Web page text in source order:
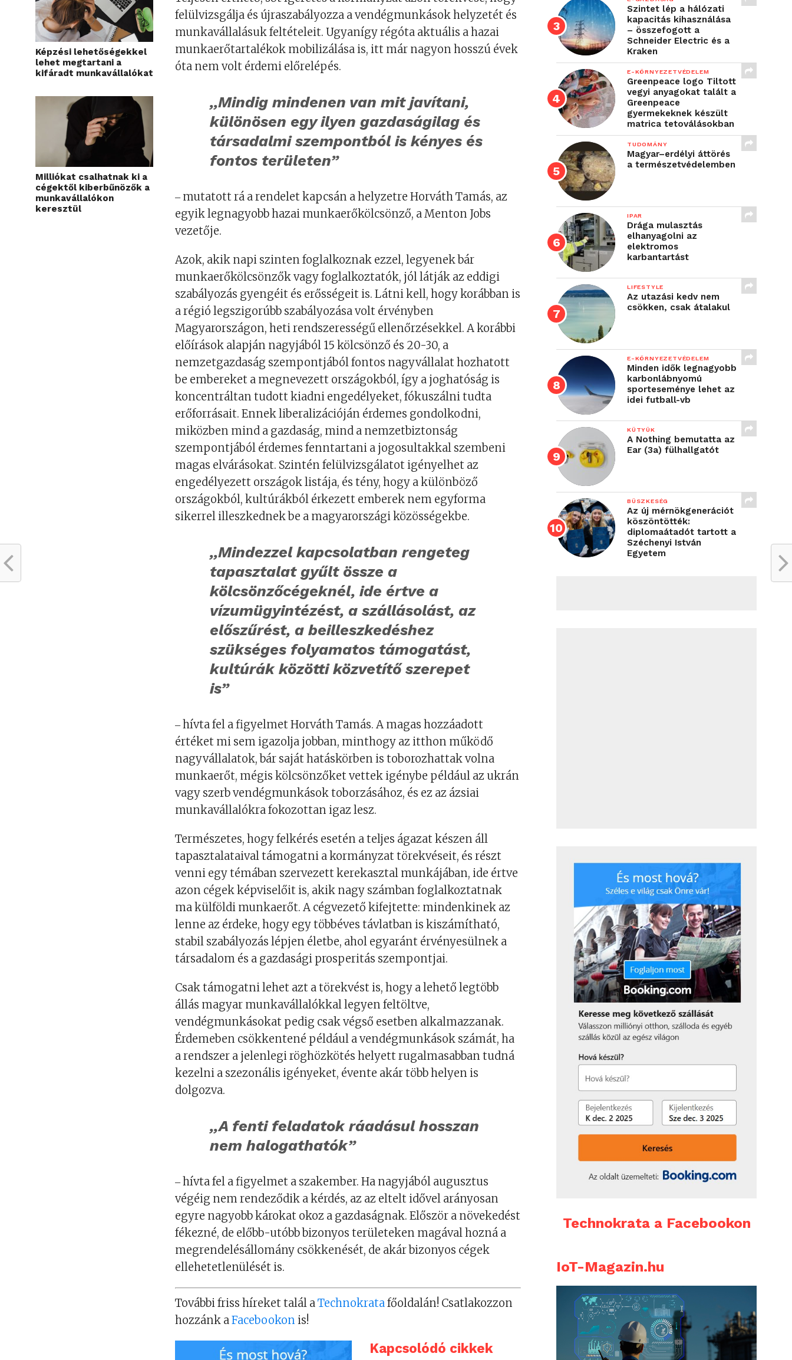
Képzési lehetőségekkel
lehet megtartani a
kifáradt munkavállalókat
Milliókat csalhatnak ki a
cégektől kiberbűnözők a
munkavállalókon
keresztül
felülvizsgálja és újraszabályozza a vendégmunkások helyzetét és
munkavállalásuk feltételeit. Ugyanígy régóta aktuális a hazai
munkaerőtartalékok mobilizálása is, itt már nagyon hosszú évek
óta nem volt érdemi előrelépés.
,,Mindig mindenen van mit javítani,
különösen egy ilyen gazdaságilag és
társadalmi szempontból is kényes és
fontos területen”
‒ mutatott rá a rendelet kapcsán a helyzetre Horváth Tamás, az
egyik legnagyobb hazai munkaerőkölcsönző, a Menton Jobs
vezetője.
Azok, akik napi szinten foglalkoznak ezzel, legyenek bár
munkaerőkölcsönzők vagy foglalkoztatók, jól látják az eddigi
szabályozás gyengéit és erősségeit is. Látni kell, hogy korábban is
a régió legszigorúbb szabályozása volt érvényben
Magyarországon, heti rendszerességű ellenőrzésekkel. A korábbi
előírások alapján nagyjából 15 kölcsönző és 20-30, a
nemzetgazdaság szempontjából fontos nagyvállalat hozhatott
be embereket a megnevezett országokból, így a joghatóság is
koncentráltan tudott kiadni engedélyeket, fókuszálni tudta
erőforrásait. Ennek liberalizációján érdemes gondolkodni,
miközben mind a gazdaság, mind a nemzetbiztonság
szempontjából érdemes fenntartani a jogosultakkal szembeni
magas elvárásokat. Szintén felülvizsgálatot igényelhet az
engedélyezett országok listája, és tény, hogy a különböző
országokból, kultúrákból érkezett emberek nem egyforma
sikerrel illeszkednek be a magyarországi közösségekbe.
,,Mindezzel kapcsolatban rengeteg
tapasztalat gyűlt össze a
kölcsönzőcégeknél, ide értve a
vízumügyintézést, a szállásolást, az
előszűrést, a beilleszkedéshez
szükséges folyamatos támogatást,
kultúrák közötti közvetítő szerepet
is”
‒ hívta fel a figyelmet Horváth Tamás. A magas hozzáadott
értéket mi sem igazolja jobban, minthogy az itthon működő
nagyvállalatok, bár saját hatáskörben is toborozhattak volna
munkaerőt, mégis kölcsönzőket vettek igénybe például az ukrán
vagy szerb vendégmunkások toborzásához, és ez az ázsiai
munkavállalókra fokozottan igaz lesz.
Természetes, hogy felkérés esetén a teljes ágazat készen áll
tapasztalataival támogatni a kormányzat törekvéseit, és részt
venni egy témában szervezett kerekasztal munkájában, ide értve
azon cégek képviselőit is, akik nagy számban foglalkoztatnak
ma külföldi munkaerőt. A cégvezető kifejtette: mindenkinek az
lenne az érdeke, hogy egy többéves távlatban is kiszámítható,
stabil szabályozás lépjen életbe, ahol egyaránt érvényesülnek a
társadalom és a gazdasági prosperitás szempontjai.
Csak támogatni lehet azt a törekvést is, hogy a lehető legtöbb
állás magyar munkavállalókkal legyen feltöltve,
vendégmunkásokat pedig csak végső esetben alkalmazzanak.
Érdemeben csökkentené például a vendégmunkások számát, ha
a rendszer a jelenlegi röghözkötés helyett rugalmasabban tudná
kezelni a szezonális igényeket, évente akár több helyen is
dolgozva.
,,A fenti feladatok ráadásul hosszan
nem halogathatók”
‒ hívta fel a figyelmet a szakember. Ha nagyjából augusztus
végéig nem rendeződik a kérdés, az az eltelt idővel arányosan
egyre nagyobb károkat okoz a gazdaságnak. Először a növekedést
fékezné, de előbb-utóbb bizonyos területeken magával hozná a
megrendelésállomány csökkenését, de akár bizonyos cégek
ellehetetlenülését is.
További friss híreket talál aTechnokrata főoldalán! Csatlakozzon
hozzánk aFacebookon is!
Kapcsolódó cikkek
Szintet lép a hálózati
kapacitás kihasználása
– összefogott a
Schneider Electric és a
Kraken
E-KÖRNYEZETVÉDELEM
Greenpeace logo Tiltott
vegyi anyagokat talált a
Greenpeace
gyermekeknek készült
matrica tetoválásokban
TUDOMÁNY
Magyar–erdélyi áttörés
a természetvédelemben
IPAR
Drága mulasztás
elhanyagolni az
elektromos
karbantartást
LIFESTYLE
Az utazási kedv nem
csökken, csak átalakul
E-KÖRNYEZETVÉDELEM
Minden idők legnagyobb
karbonlábnyomú
sporteseménye lehet az
idei futball-vb
KÜTYÜK
A Nothing bemutatta az
Ear (3a) fülhallgatót
BÜSZKESÉG
Az új mérnökgenerációt
köszöntötték:
diplomaátadót tartott a
Széchenyi István
Egyetem
Technokrata a Facebookon
IoT-Magazin.hu